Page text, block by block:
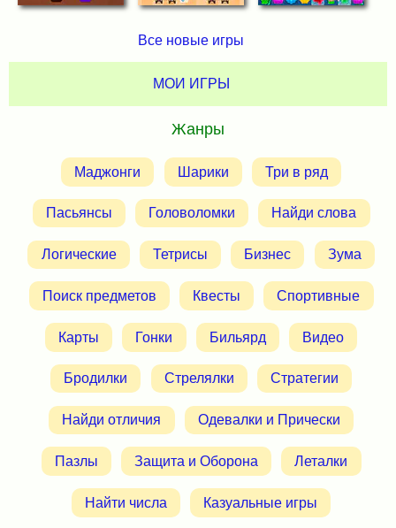
Все новые игры
МОИ ИГРЫ
Жанры
Маджонги Шарики Три в ряд
Пасьянсы Головоломки Найди слова
Логические Тетрисы Бизнес Зума
Поиск предметов Квесты Спортивные
Карты Гонки Бильярд Видео
Бродилки Стрелялки Стратегии
Найди отличия Одевалки и Прически
Пазлы Защита и Оборона Леталки
Найти числа Казуальные игры